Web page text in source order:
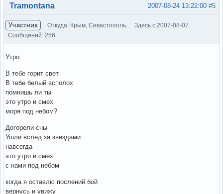
Вне форума #5
2007-08-24 13:22:00
Tramontana
Участник Откуда: Крым, Севастополь.
Здесь с 2007-08-07
Сообщений: 256
Утро.
В тебе горит свет
В тебе белый всполох
помнишь ли ты
это утро и смех
моря под небом?
Догорели сны
Ушли вслед за звездами
навсегда
это утро и смех
с нами под небом
когда я оставлю послений бой
вернусь и увижу